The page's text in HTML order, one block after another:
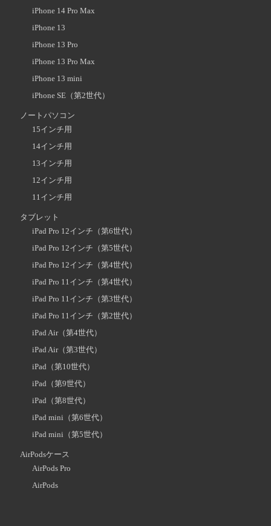
iPhone 14 Pro Max
iPhone 13
iPhone 13 Pro
iPhone 13 Pro Max
iPhone 13 mini
iPhone SE（第2世代）
ノートパソコン
15インチ用
14インチ用
13インチ用
12インチ用
11インチ用
タブレット
iPad Pro 12インチ（第6世代）
iPad Pro 12インチ（第5世代）
iPad Pro 12インチ（第4世代）
iPad Pro 11インチ（第4世代）
iPad Pro 11インチ（第3世代）
iPad Pro 11インチ（第2世代）
iPad Air（第4世代）
iPad Air（第3世代）
iPad（第10世代）
iPad（第9世代）
iPad（第8世代）
iPad mini（第6世代）
iPad mini（第5世代）
AirPodsケース
AirPods Pro
AirPods